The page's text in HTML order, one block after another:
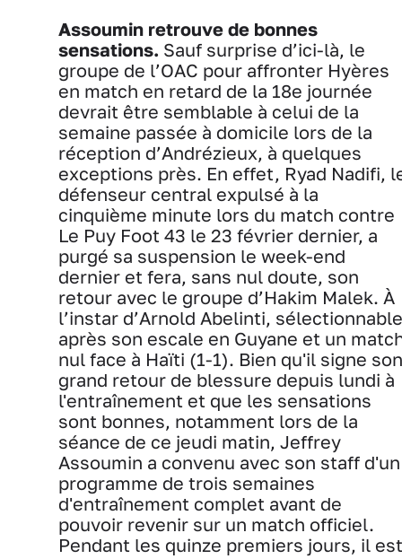
Assoumin retrouve de bonnes
sensations. Sauf surprise d’ici-là, le
groupe de l’OAC pour affronter Hyères
en match en retard de la 18e journée
devrait être semblable à celui de la
semaine passée à domicile lors de la
réception d’Andrézieux, à quelques
exceptions près. En effet, Ryad Nadifi,
défenseur central expulsé à la
cinquième minute lors du match contre
Le Puy Foot 43 le 23 février dernier, a
purgé sa suspension le week-end
dernier et fera, sans nul doute, son
retour avec le groupe d’Hakim Malek. À
l’instar d’Arnold Abelinti, sélectionnable
après son escale en Guyane et un
nul face à Haïti (1-1). Bien qu'il signe son
grand retour de blessure depuis lundi à
l'entraînement et que les sensations
sont bonnes, notamment lors de la
séance de ce jeudi matin, Jeffrey
Assoumin a convenu avec son staff d'un
programme de trois semaines
d'entraînement complet avant de
pouvoir revenir sur un match officiel.
Pendant les quinze premiers jours, il est